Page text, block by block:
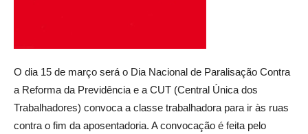
O dia 15 de março será o Dia Nacional de Paralisação Contra
a Reforma da Previdência e a CUT (Central Única dos
Trabalhadores) convoca a classe trabalhadora para ir às ruas
contra o fim da aposentadoria. A convocação é feita pelo